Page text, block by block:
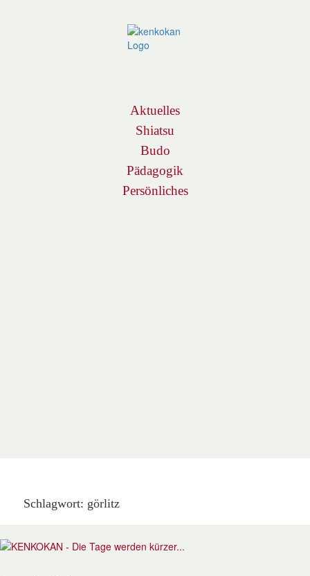
Aktuelles
Shiatsu
Budo
Pädagogik
Persönliches
Schlagwort: görlitz